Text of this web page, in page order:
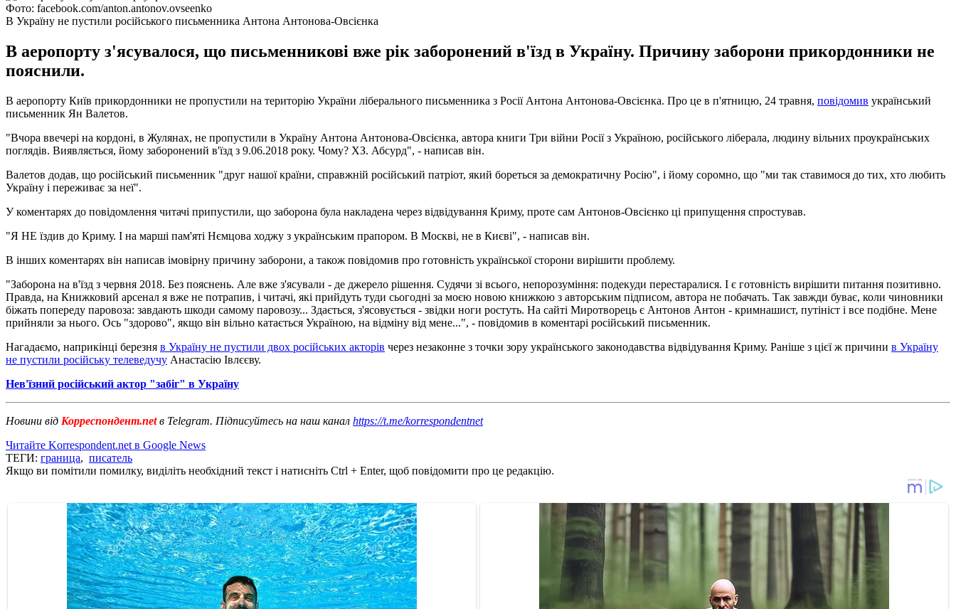
Фото: facebook.com/anton.antonov.ovseenko
В Україну не пустили російського письменника Антона Антонова-Овсієнка
В аеропорту з'ясувалося, що письменникові вже рік заборонений в'їзд в Україну. Причину заборони прикордонники не
пояснили.
В аеропорту Київ прикордонники не пропустили на територію України ліберального письменника з Росії Антона Антонова-Овсієнка. Про це в п'ятницю, 24 травня, повідомив український
письменник Ян Валетов.
"Вчора ввечері на кордоні, в Жулянах, не пропустили в Україну Антона Антонова-Овсієнка, автора книги Три війни Росії з Україною, російського ліберала, людину вільних проукраїнських
поглядів. Виявляється, йому заборонений в'їзд з 9.06.2018 року. Чому? ХЗ. Абсурд", - написав він.
Валетов додав, що російський письменник "друг нашої країни, справжній російський патріот, який бореться за демократичну Росію", і йому соромно, що "ми так ставимося до тих, хто любить
Україну і переживає за неї".
У коментарях до повідомлення читачі припустили, що заборона була накладена через відвідування Криму, проте сам Антонов-Овсієнко ці припущення спростував.
"Я НЕ їздив до Криму. І на марші пам'яті Нємцова ходжу з українським прапором. В Москві, не в Києві", - написав він.
В інших коментарях він написав імовірну причину заборони, а також повідомив про готовність української сторони вирішити проблему.
"Заборона на в'їзд з червня 2018. Без пояснень. Але вже з'ясували - де джерело рішення. Судячи зі всього, непорозуміння: подекуди перестаралися. І є готовність вирішити питання позитивно.
Правда, на Книжковий арсенал я вже не потрапив, і читачі, які прийдуть туди сьогодні за моєю новою книжкою з авторським підписом, автора не побачать. Так завжди буває, коли чиновники
біжать попереду паровоза: завдають шкоди самому паровозу... Здається, з'ясовується - звідки ноги ростуть. На сайті Миротворець є Антонов Антон - кримнашист, путініст і все подібне. Мене
прийняли за нього. Ось "здорово", якщо він вільно катається Україною, на відміну від мене...", - повідомив в коментарі російський письменник.
Нагадаємо, наприкінці березня в Україну не пустили двох російських акторів через незаконне з точки зору українського законодавства відвідування Криму. Раніше з цієї ж причини в Україну
не пустили російську телеведучу Анастасію Івлєєву.
Нев'їзний російський актор "забіг" в Україну
Новини від Корреспондент.netв Telegram. Підписуйтесь на наш канал https://t.me/korrespondentnet
Читайте Korrespondent.net в Google News
ТЕГИ: граница, писатель
Якщо ви помітили помилку, виділіть необхідний текст і натисніть Ctrl + Enter, щоб повідомити про це редакцію.